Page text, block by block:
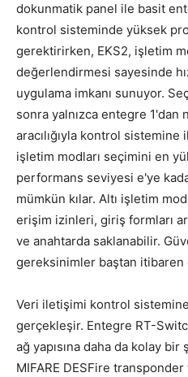
dokunmatik panel ile basit
kontrol sisteminde yüksek
gerektirirken, EKS2, işletim
değerlendirmesi sayesinde
uygulama imkanı sunuyor.
sonra yalnızca entegre 1'dan
aracılığıyla kontrol
işletim modları seçimini en
performans seviyesi e'ye
mümkün kılar. Altı işletim
erişim izinleri, giriş formları
ve anahtarda saklanabilir.
gereksinimler baştan itibaren
Veri iletişimi kontrol
gerçekleşir. Entegre RT-
ağ yapısına daha da kolay
MIFARE DESFire